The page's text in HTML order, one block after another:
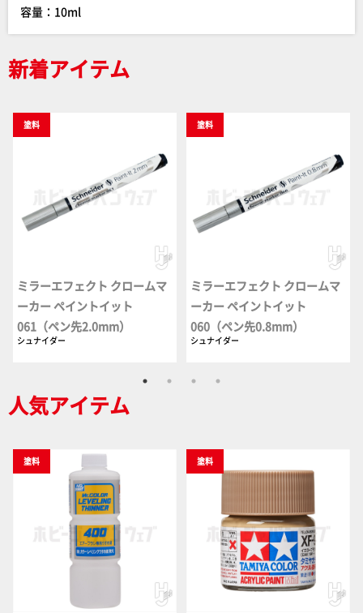
容量：10ml
新着アイテム
塗料
ミラーエフェクト クロームマ
ーカー ペイントイット
061（ペン先2.0mm）
シュナイダー
塗料
ミラーエフェクト クロームマ
ーカー ペイントイット
060（ペン先0.8mm）
シュナイダー
人気アイテム
塗料 塗料